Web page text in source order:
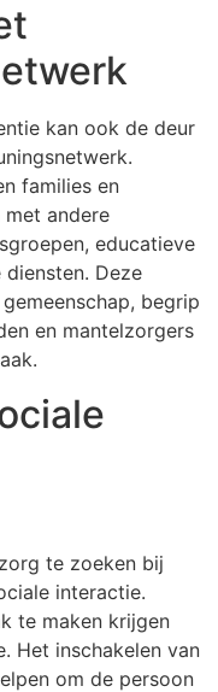
kan ook de deur
families en
andere
educatieve
diensten. Deze
begrip
en mantelzorgers
te zoeken bij
interactie.
te maken krijgen
Het inschakelen van
om de persoon